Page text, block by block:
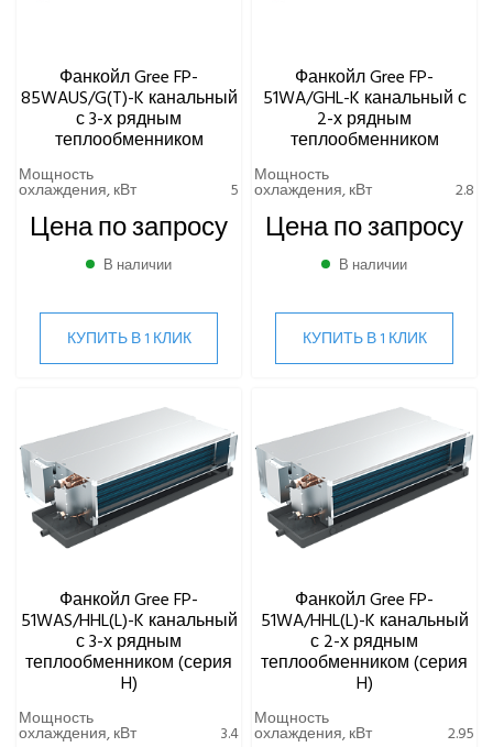
Фанкойл Gree FP-
85WAUS/G(T)-K канальный
с 3-х рядным
теплообменником
Мощность
охлаждения, кВт 5
Цена по запросу
В наличии
КУПИТЬ В 1 КЛИК
Фанкойл Gree FP-
51WA/GHL-K канальный с
2-х рядным
теплообменником
Мощность
охлаждения, кВт 2.8
Цена по запросу
В наличии
КУПИТЬ В 1 КЛИК
Фанкойл Gree FP-
51WAS/HHL(L)-K канальный
с 3-х рядным
теплообменником (серия
H)
Мощность
охлаждения, кВт 3.4
Фанкойл Gree FP-
51WA/HHL(L)-K канальный
с 2-х рядным
теплообменником (серия
H)
Мощность
охлаждения, кВт 2.95